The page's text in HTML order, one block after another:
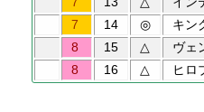
7
14 ◎ キン
8
15 △ ヴェ
8
16 △ ヒロ